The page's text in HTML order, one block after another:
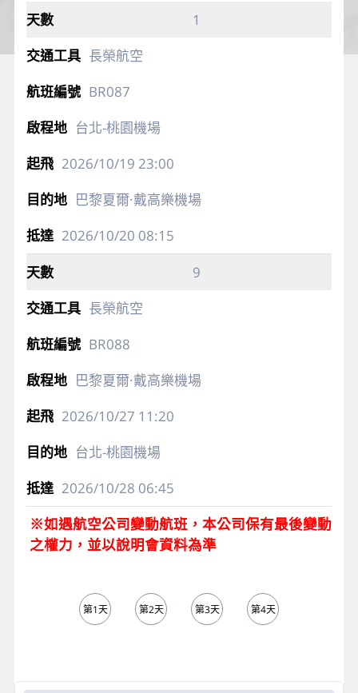
1
長榮航空
BR087
台北-桃園機場
2026/10/19 23:00
巴黎夏爾·戴高樂機場
2026/10/20 08:15
9
長榮航空
BR088
巴黎夏爾·戴高樂機場
2026/10/27 11:20
台北-桃園機場
2026/10/28 06:45
※如遇航空公司變動航班，本公司保有最後變動
之權力，並以說明會資料為準
第1天 第2天 第3天 第4天